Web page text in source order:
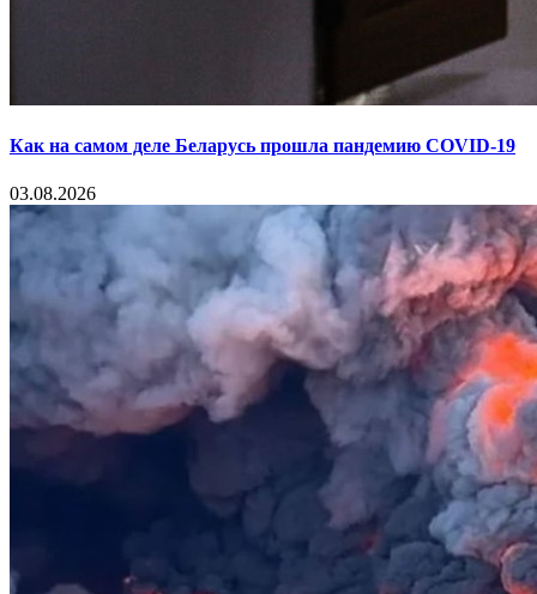
Как на самом деле Беларусь прошла пандемию COVID-19
03.08.2026